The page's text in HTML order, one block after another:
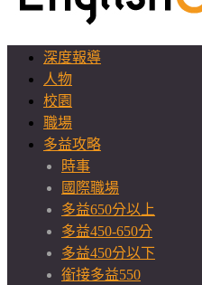
深度報導
人物
校園
職場
多益攻略
時事
國際職場
多益650分以上
多益450-650分
多益450分以下
銜接多益550